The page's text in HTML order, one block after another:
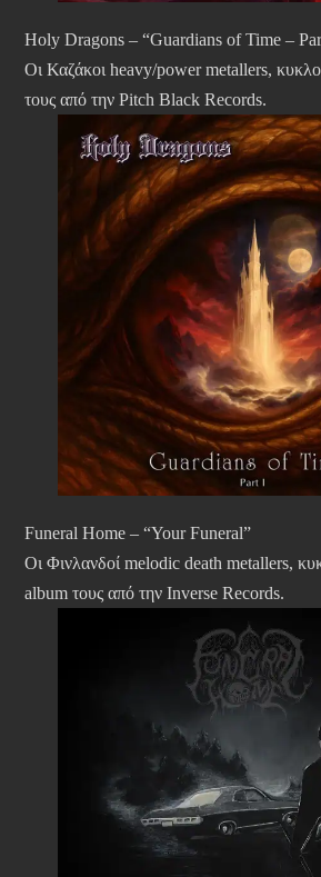
Holy Dragons – “Guardians of Time –
Οι Καζάκοι heavy/power metallers,
τους από την Pitch Black Records.
Funeral Home – “Your Funeral”
Οι Φινλανδοί melodic death metallers,
album τους από την Inverse Records.